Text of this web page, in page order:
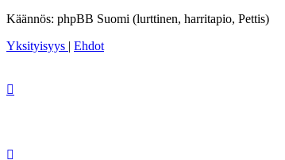
Käännös: phpBB Suomi (lurttinen, harritapio, Pettis)
Yksityisyys | Ehdot